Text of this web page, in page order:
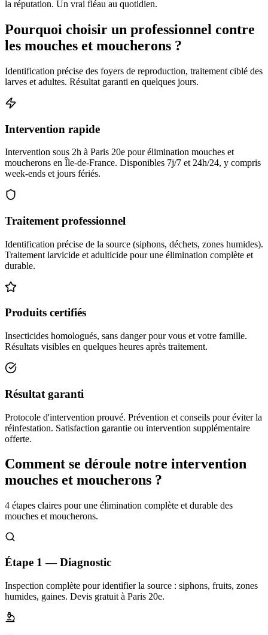
la réputation. Un vrai fléau au quotidien.
Pourquoi choisir un professionnel contre
les mouches et moucherons ?
Identification précise des foyers de reproduction, traitement ciblé des
larves et adultes. Résultat garanti en quelques jours.
Intervention rapide
Intervention sous 2h à Paris 20e pour élimination mouches et
moucherons en Île-de-France. Disponibles 7j/7 et 24h/24, y compris
week-ends et jours fériés.
Traitement professionnel
Identification précise de la source (siphons, déchets, zones humides).
Traitement larvicide et adulticide pour une élimination complète et
durable.
Produits certifiés
Insecticides homologués, sans danger pour vous et votre famille.
Résultats visibles en quelques heures après traitement.
Résultat garanti
Protocole d'intervention prouvé. Prévention et conseils pour éviter la
réinfestation. Satisfaction garantie ou intervention supplémentaire
offerte.
Comment se déroule notre intervention
mouches et moucherons ?
4 étapes claires pour une élimination complète et durable des
mouches et moucherons.
Étape 1 — Diagnostic
Inspection complète pour identifier la source : siphons, fruits, zones
humides, gaines. Devis gratuit à Paris 20e.